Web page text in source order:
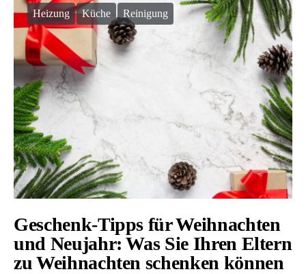
Heizung Küche Reinigung
Geschenk-Tipps für Weihnachten
und Neujahr: Was Sie Ihren Eltern
zu Weihnachten schenken können